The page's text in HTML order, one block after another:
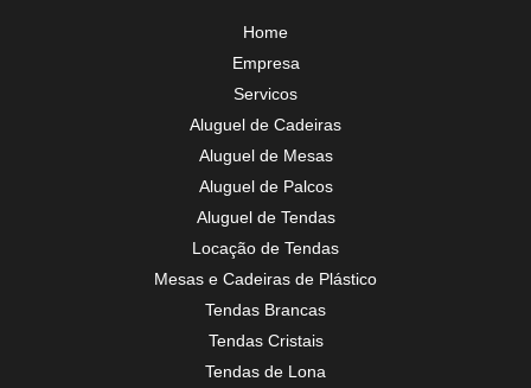
Home
Empresa
Servicos
Aluguel de Cadeiras
Aluguel de Mesas
Aluguel de Palcos
Aluguel de Tendas
Locação de Tendas
Mesas e Cadeiras de Plástico
Tendas Brancas
Tendas Cristais
Tendas de Lona